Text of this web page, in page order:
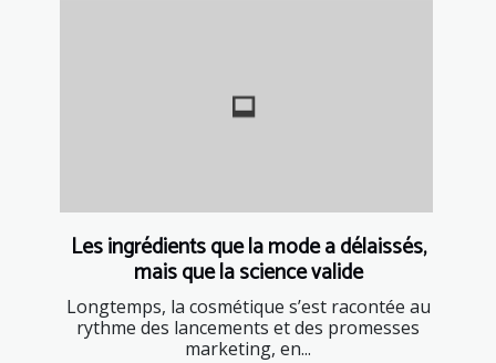
Les ingrédients que la mode a délaissés,
mais que la science valide
Longtemps, la cosmétique s’est racontée au
rythme des lancements et des promesses
marketing, en...